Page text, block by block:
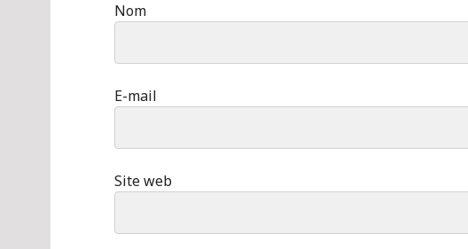
Nom
E-mail
Site web